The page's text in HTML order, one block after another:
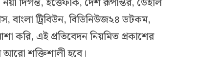
বাংলা ট্রিবিউন, বিডিনিউজ২৪ ডটকম,
এই প্রতিবেদন নিয়মিত প্রকাশের
আরো শক্তিশালী হবে।